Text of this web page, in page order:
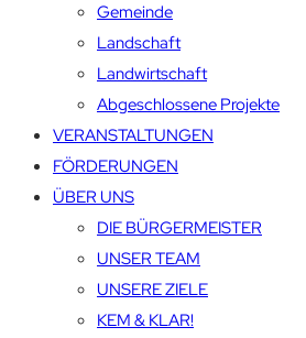
Gemeinde
Landschaft
Landwirtschaft
Abgeschlossene Projekte
VERANSTALTUNGEN
FÖRDERUNGEN
ÜBER UNS
DIE BÜRGERMEISTER
UNSER TEAM
UNSERE ZIELE
KEM & KLAR!